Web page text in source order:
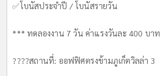
✅️โบนัสประจำปี / โบนัสรายวัน
*** ทดลองงาน 7 วัน ค่าแรงวันละ 400 บาท
????สถานที่: ออฟฟิศตรงข้ามภูเก็ตวิลล่า 3